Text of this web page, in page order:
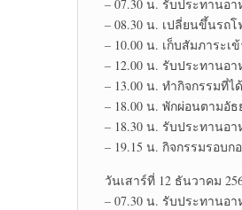
– 07.30 น. รับประทานอา
– 08.30 น. เปลี่ยนขึ้นรถโ
– 10.00 น. เก็บสัมภาระ
– 12.00 น. รับประทานอ
– 13.00 น. ทำกิจกรรมที่
– 18.00 น. พักผ่อนตามอัธ
– 18.30 น. รับประทานอ
– 19.15 น. กิจกรรมรอบก
วันเสาร์ที่ 12 ธันวาคม
– 07.30 น. รับประทานอ